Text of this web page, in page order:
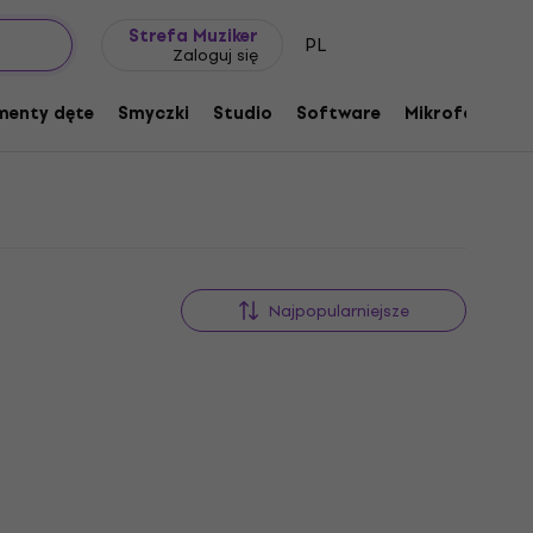
Strefa Muziker
Zaloguj się PL
dęte Smyczki Studio Software Mikrofony
Najpopularniejsze